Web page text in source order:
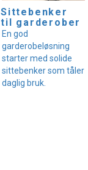
Sittebenker
til garderober
En god
garderobeløsning
starter med solide
sittebenker som tåler
daglig bruk.